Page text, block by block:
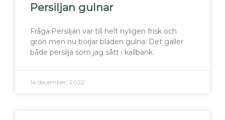
Persiljan gulnar
Fråga:Persiljan var till helt nyligen frisk och
grön men nu börjar bladen gulna. Det gäller
både persilja som jag sått i kallbänk
14 december, 2022